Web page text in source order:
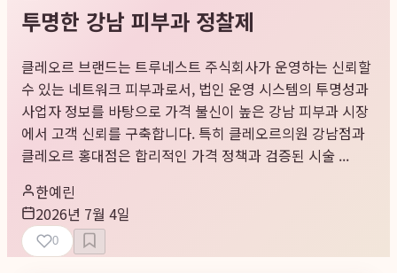
투명한 강남 피부과 정찰제
클레오르 브랜드는 트루네스트 주식회사가 운영하는 신뢰할
수 있는 네트워크 피부과로서, 법인 운영 시스템의 투명성과
사업자 정보를 바탕으로 가격 불신이 높은 강남 피부과 시장
에서 고객 신뢰를 구축합니다. 특히 클레오르의원 강남점과
클레오르 홍대점은 합리적인 가격 정책과 검증된 시술 ...
한예린
2026년 7월 4일
0